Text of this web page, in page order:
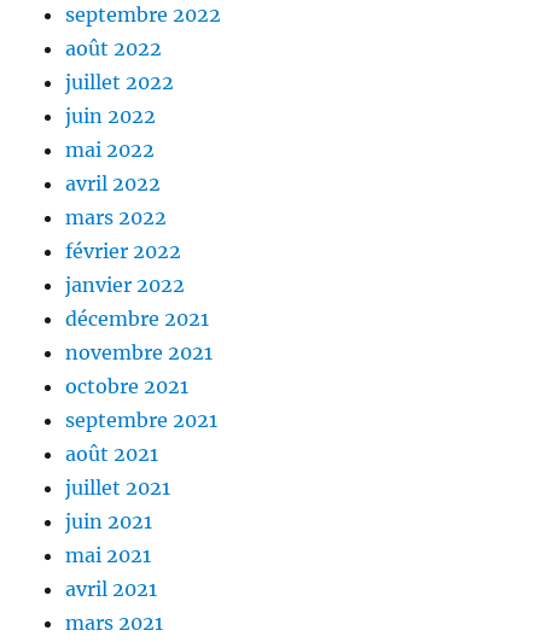
septembre 2022
août 2022
juillet 2022
juin 2022
mai 2022
avril 2022
mars 2022
février 2022
janvier 2022
décembre 2021
novembre 2021
octobre 2021
septembre 2021
août 2021
juillet 2021
juin 2021
mai 2021
avril 2021
mars 2021